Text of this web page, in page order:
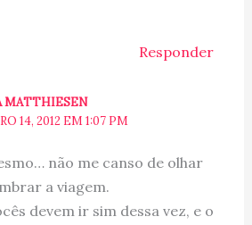
Responder
MATTHIESEN
14, 2012 EM 1:07 PM
não me canso de olhar
a viagem.
devem ir sim dessa vez, e o